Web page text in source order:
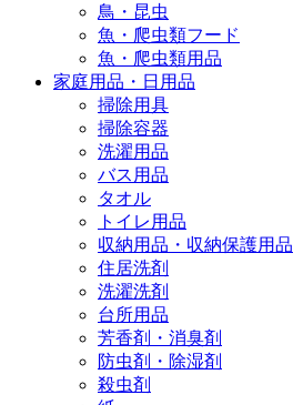
鳥・昆虫
魚・爬虫類フード
魚・爬虫類用品
家庭用品・日用品
掃除用具
掃除容器
洗濯用品
バス用品
タオル
トイレ用品
収納用品・収納保護用品
住居洗剤
洗濯洗剤
台所用品
芳香剤・消臭剤
防虫剤・除湿剤
殺虫剤